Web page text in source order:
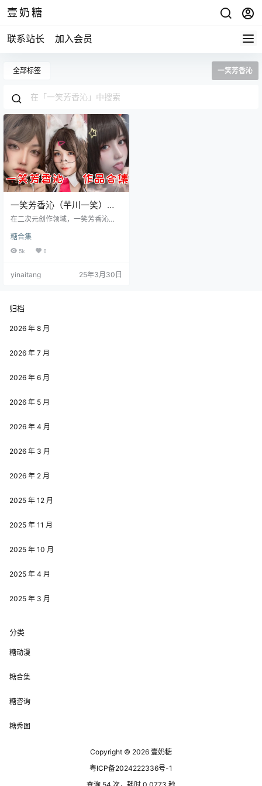
壹奶糖
联系站长 加入会员
全部标签 一笑芳香沁
一笑芳香沁（芊川一笑）暗
黑风格摄影全集：修女与神
在二次元创作领域，一笑芳香沁
多元风格，逐渐成为备受瞩目的新
生代创作者。这位 07 年出生的广东
别具一格的艺术世界。 作为职业 Co
传统元素与现代审美结合，通过服
装定制、妆容设计与场景搭建的全
术转化。在《楚留香苏蓉蓉…
糖合集
5k 0
yinaitang 25年3月30日
归档
2026 年 8 月
2026 年 7 月
2026 年 6 月
2026 年 5 月
2026 年 4 月
2026 年 3 月
2026 年 2 月
2025 年 12 月
2025 年 11 月
2025 年 10 月
2025 年 4 月
2025 年 3 月
分类
糖动漫
糖合集
糖咨询
糖秀图
Copyright © 2026 壹奶糖
粤ICP备2024222336号-1